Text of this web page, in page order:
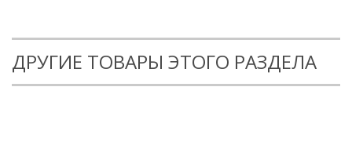
ДРУГИЕ ТОВАРЫ ЭТОГО РАЗДЕЛА